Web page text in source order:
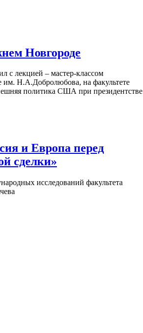
Новгороде
с лекцией – мастер-классом
им. Н.А.Добролюбова, на факультете
политика США при президентстве
и Европа перед
сделки»
исследований факультета